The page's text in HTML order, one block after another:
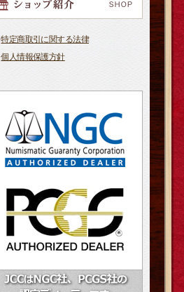
特定商取引に関する法律
個人情報保護方針